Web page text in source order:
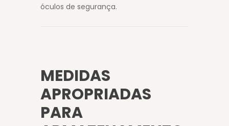
óculos de segurança.
MEDIDAS
APROPRIADAS
PARA